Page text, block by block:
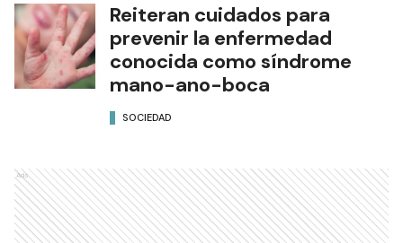
Reiteran cuidados para
prevenir la enfermedad
conocida como síndrome
mano-ano-boca
SOCIEDAD
Ads